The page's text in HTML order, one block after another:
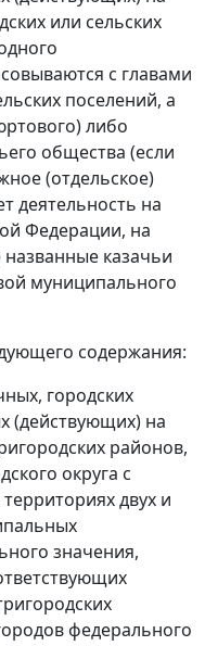
или сельских
с главами
поселений, а
либо
общества (если
(отдельское)
деятельность на
Федерации, на
названные казачьи
муниципального
содержания:
городских
(действующих) на
районов,
округа с
двух и
значения,
федерального